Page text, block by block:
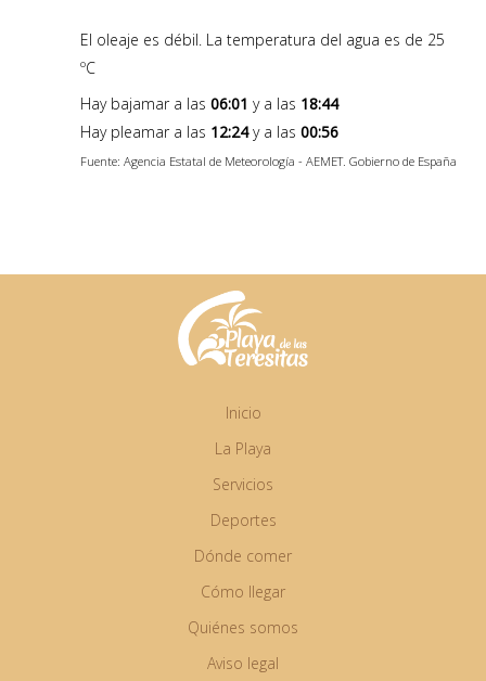
El oleaje es débil. La temperatura del agua es de 25
ºC
Hay bajamar a las 06:01 y a las 18:44
Hay pleamar a las 12:24y a las 00:56
Fuente: Agencia Estatal de Meteorología - AEMET. Gobierno de España
Inicio
La Playa
Servicios
Deportes
Dónde comer
Cómo llegar
Quiénes somos
Aviso legal